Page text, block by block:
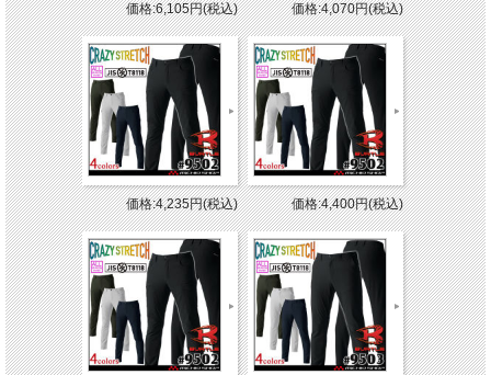
価格:6,105円(税込) 価格:4,070円(税込)
価格:4,235円(税込) 価格:4,400円(税込)